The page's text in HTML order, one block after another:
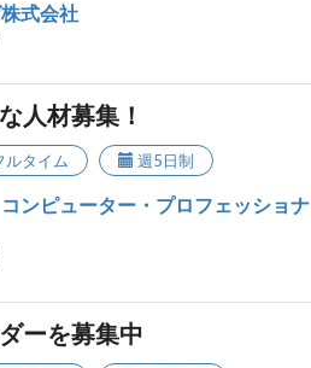
式会社
人材募集！
ルタイム 週5日制
ンピューター・プロフェッショナ
ーを募集中